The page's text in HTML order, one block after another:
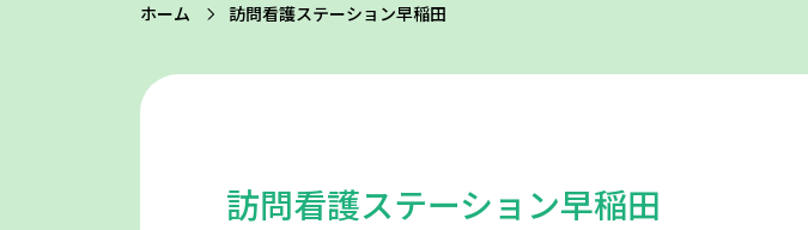
ホーム 訪問看護ステーション早稲田
訪問看護ステーション早稲田